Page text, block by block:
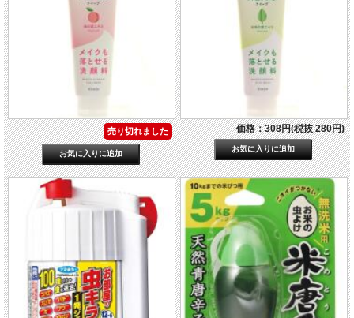
売り切れました 価格：308円(税抜 280円)